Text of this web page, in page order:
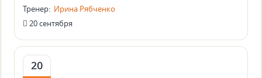
Тренер: Ирина Рябченко
20 сентября
20